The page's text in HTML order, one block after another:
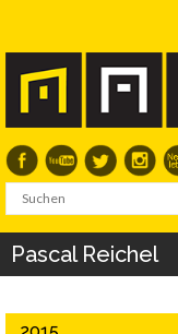
Pascal Reichel